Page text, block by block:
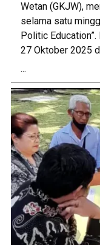
Wetan (GKJW),
selama satu
Politic
27 Oktober 2025
...